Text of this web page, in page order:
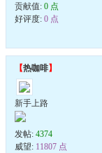
贡献值: 0 点
好评度: 0 点
【热咖啡】
新手上路
发帖: 4374
威望: 11807 点